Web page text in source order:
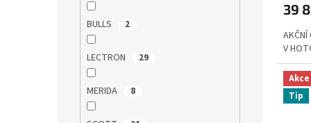
BULLS 2
LECTRON 29
MERIDA 8
39
AKČNÍ
V
Akce
Tip